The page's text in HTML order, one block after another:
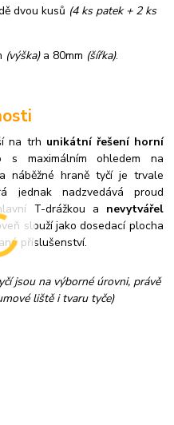
dvou kusů (4 ks patek + 2 ks
(výška)a 80mm (šířka).
na trh unikátní řešení horní
maximálním ohledem na
náběžné hraně tyčí je trvale
jednak nadzvedává proud
T-drážkou a nevytvářel
slouží jako dosedací plocha
příslušenství.
jsou na výborné úrovni, právě
liště i tvaru tyče)